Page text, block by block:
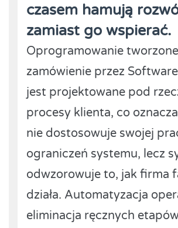
czasem hamują
zamiast go wspierać.
Oprogramowanie
zamówienie przez
jest projektowane pod
procesy klienta, co
nie dostosowuje swojej
ograniczeń systemu, lecz
odwzorowuje to, jak firma
działa. Automatyzacja
eliminacja ręcznych